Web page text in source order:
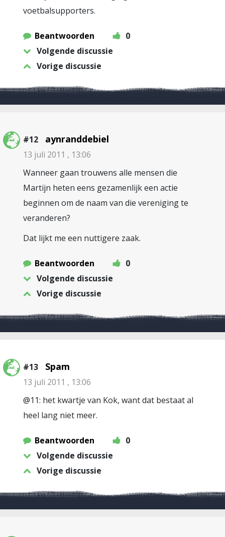
voetbalsupporters.
Beantwoorden
0
Volgende discussie
Vorige discussie
#12 aynranddebiel
13 juli 2011 , 13:06
Wanneer gaan trouwens alle mensen die
Martijn heten eens gezamenlijk een actie
beginnen om de naam van die vereniging te
veranderen?
Dat lijkt me een nuttigere zaak.
Beantwoorden
0
Volgende discussie
Vorige discussie
#13 Spam
13 juli 2011 , 13:06
@11: het kwartje van Kok, want dat bestaat al
heel lang niet meer.
Beantwoorden
0
Volgende discussie
Vorige discussie